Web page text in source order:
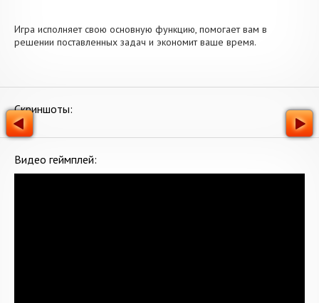
Игра исполняет свою основную функцию, помогает вам в
решении поставленных задач и экономит ваше время.
Скриншоты:
Видео геймплей: